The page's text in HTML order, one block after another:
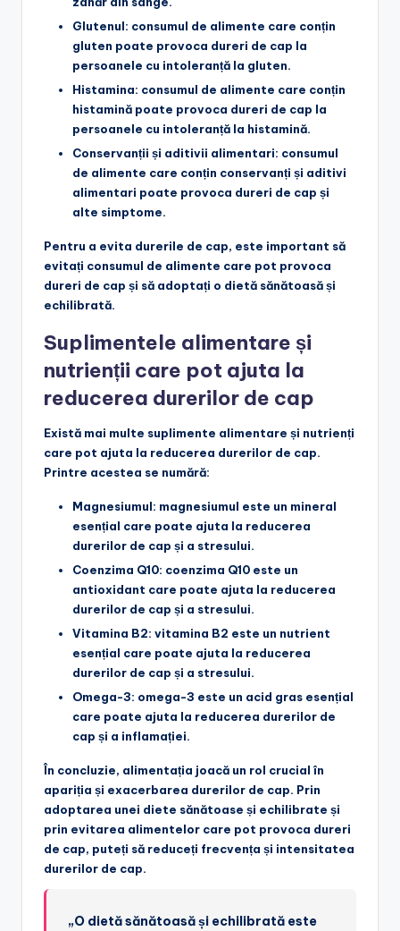
Glutenul: consumul de alimente care conțin
gluten poate provoca dureri de cap la
persoanele cu intoleranță la gluten.
Histamina: consumul de alimente care conțin
histamină poate provoca dureri de cap la
persoanele cu intoleranță la histamină.
Conservanții și aditivii alimentari: consumul
de alimente care conțin conservanți și aditivi
alimentari poate provoca dureri de cap și
alte simptome.
Pentru a evita durerile de cap, este important să
evitați consumul de alimente care pot provoca
dureri de cap și să adoptați o dietă sănătoasă și
echilibrată.
Suplimentele alimentare și
nutrienții care pot ajuta la
reducerea durerilor de cap
Există mai multe suplimente alimentare și nutrienți
care pot ajuta la reducerea durerilor de cap.
Printre acestea se numără:
Magnesiumul: magnesiumul este un mineral
esențial care poate ajuta la reducerea
durerilor de cap și a stresului.
Coenzima Q10: coenzima Q10 este un
antioxidant care poate ajuta la reducerea
durerilor de cap și a stresului.
Vitamina B2: vitamina B2 este un nutrient
esențial care poate ajuta la reducerea
durerilor de cap și a stresului.
Omega-3: omega-3 este un acid gras esențial
care poate ajuta la reducerea durerilor de
cap și a inflamației.
În concluzie, alimentația joacă un rol crucial în
apariția și exacerbarea durerilor de cap. Prin
adoptarea unei diete sănătoase și echilibrate și
prin evitarea alimentelor care pot provoca dureri
de cap, puteți să reduceți frecvența și intensitatea
durerilor de cap.
„O dietă sănătoasă și echilibrată este